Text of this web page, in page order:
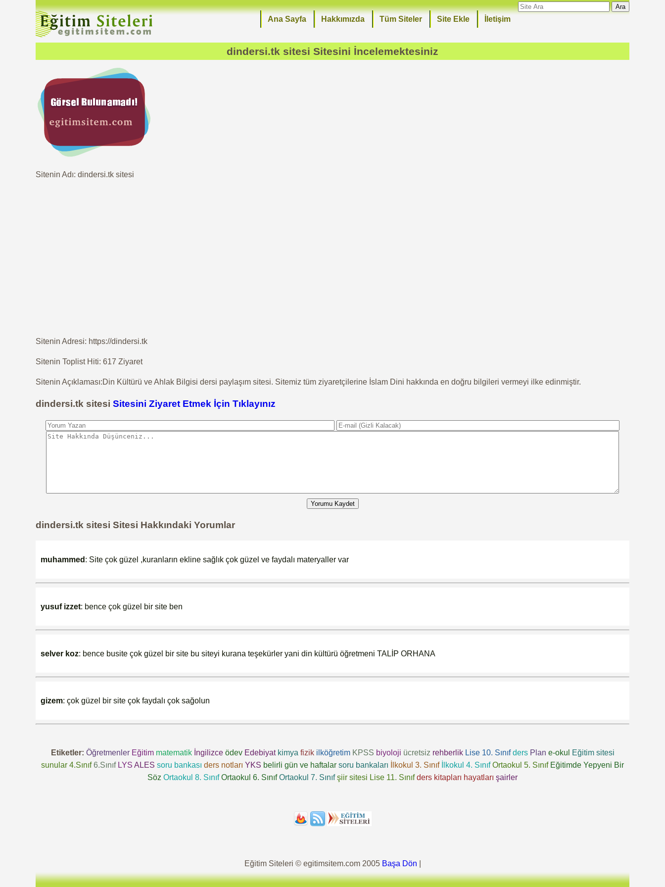
Ara
İletişim
Site Ekle
Tüm Siteler
Hakkımızda
Ana Sayfa
dindersi.tk sitesi Sitesini İncelemektesiniz
Sitenin Adı: dindersi.tk sitesi
Sitenin Adresi: https://dindersi.tk
Sitenin Toplist Hiti: 617 Ziyaret
Sitenin Açıklaması:Din Kültürü ve Ahlak Bilgisi dersi paylaşım sitesi. Sitemiz tüm ziyaretçilerine İslam Dini hakkında en doğru bilgileri vermeyi ilke edinmiştir.
dindersi.tk sitesi Sitesini Ziyaret Etmek İçin Tıklayınız
Yorumu Kaydet
dindersi.tk sitesi Sitesi Hakkındaki Yorumlar
muhammed : Site çok güzel ,kuranların ekline sağlık çok güzel ve faydalı materyaller var
yusuf izzet: bence çok güzel bir site ben
selver koz: bence busite çok güzel bir site bu siteyi kurana teşekürler yani din kültürü öğretmeni TALİP ORHANA
gizem: çok güzel bir site çok faydalı çok sağolun
Etiketler: Öğretmenler Eğitim matematik İngilizce ödev Edebiyat kimya fizik ilköğretim KPSS biyoloji ücretsiz rehberlik Lise 10. Sınıf ders Plan e-okul
Eğitim sitesi
sunular 4.Sınıf 6.Sınıf LYS ALES soru bankası ders notları YKS belirli gün ve haftalar soru bankaları İlkokul 3. Sınıf İlkokul 4. Sınıf Ortaokul 5. Sınıf Eğitimde Yepyeni Bir
Söz Ortaokul 8. Sınıf Ortaokul 6. Sınıf Ortaokul 7. Sınıf şiir sitesi Lise 11. Sınıf ders kitapları hayatları şairler
Eğitim Siteleri © egitimsitem.com 2005 Başa Dön